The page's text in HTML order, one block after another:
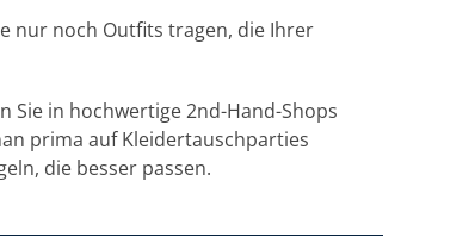
nur noch Outfits tragen, die Ihrer
Sie in hochwertige 2nd-Hand-Shops
prima auf Kleidertauschparties
die besser passen.